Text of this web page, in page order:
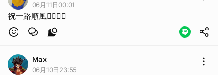
06月11日00:01
祝一路順風👍🏿💪🏿
Max
06月10日23:55